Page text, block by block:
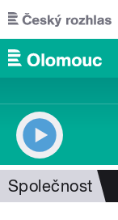
Přejít k hlavnímu
Společnost